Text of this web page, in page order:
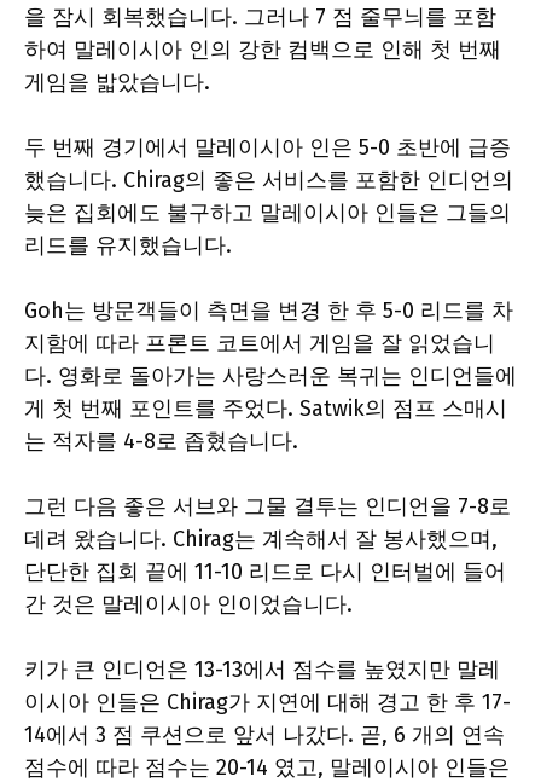
을 잠시 회복했습니다. 그러나 7 점 줄무늬를 포함
하여 말레이시아 인의 강한 컴백으로 인해 첫 번째
게임을 밟았습니다.
두 번째 경기에서 말레이시아 인은 5-0 초반에 급증
했습니다. Chirag의 좋은 서비스를 포함한 인디언의
늦은 집회에도 불구하고 말레이시아 인들은 그들의
리드를 유지했습니다.
Goh는 방문객들이 측면을 변경 한 후 5-0 리드를 차
지함에 따라 프론트 코트에서 게임을 잘 읽었습니
다. 영화로 돌아가는 사랑스러운 복귀는 인디언들에
게 첫 번째 포인트를 주었다. Satwik의 점프 스매시
는 적자를 4-8로 좁혔습니다.
그런 다음 좋은 서브와 그물 결투는 인디언을 7-8로
데려 왔습니다. Chirag는 계속해서 잘 봉사했으며,
단단한 집회 끝에 11-10 리드로 다시 인터벌에 들어
간 것은 말레이시아 인이었습니다.
키가 큰 인디언은 13-13에서 점수를 높였지만 말레
이시아 인들은 Chirag가 지연에 대해 경고 한 후 17-
14에서 3 점 쿠션으로 앞서 나갔다. 곧, 6 개의 연속
점수에 따라 점수는 20-14 였고, 말레이시아 인들은